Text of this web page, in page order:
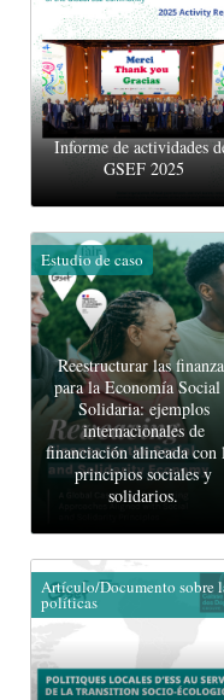
Informe de actividades
GSEF 2025
Estudio de caso
Reestructurar las
para la Economía
Solidaria: ejemplos
internacionales de
financiación alineada con
principios sociales y
solidarios.
Artículo/Documento sobre
políticas